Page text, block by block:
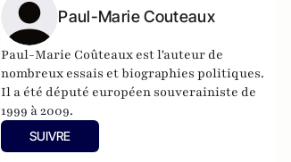
Paul-Marie Couteaux
Paul-Marie Coûteaux est l'auteur de
nombreux essais et biographies politiques.
Il a été député européen souverainiste de
1999 à 2009.
SUIVRE